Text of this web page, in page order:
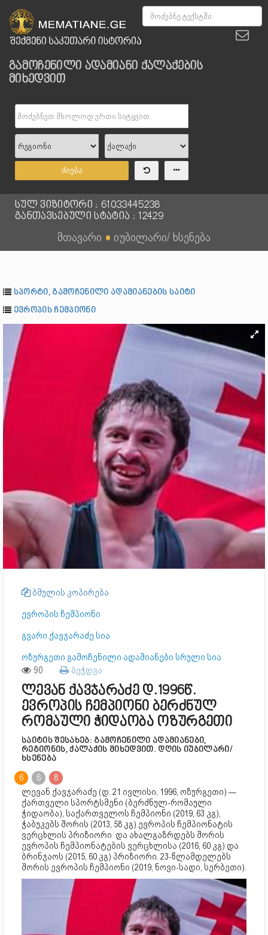
გამოჩენილი ადამიანი ქალაქების
მიხედვით
ძიება
სულ ვიზიტორი : 61033445238
განთავსებული სტატია : 12429
მთავარი ● იუბილარი/ ხსენება
სპორტი, გამოჩენილი ადამიანების საიტი
ევროპის ჩემპიონი
ბმულის კოპირება
ევროპის ჩემპიონი
გვარი ქავჯარაძე სია
ოზურგეთი გამოჩენილი ადამიანები სრული სია
90 ბეჭდვა
ლევან ქავჯარაძე დ.1996წ.
ევროპის ჩემპიონი ბერძნულ
რომაული ჭიდაობა ოზურგეთი
საიტის შესახებ: გამოჩენილი ადამიანები,
რეგიონის, ქალაქის მიხედვით. დღის იუბილარი/
ხსენება
6 6
8
ლევან ქავჯარაძე (დ. 21 ივლისი, 1996, ოზურგეთი) —
ქართველი სპორტსმენი (ბერძნულ-რომაული
ჭიდაობა), საქართველოს ჩემპიონი (2019, 63 კგ),
ჭაბუკებს შორის (2013, 58 კგ) ევროპის ჩემპიონატის
ვერცხლის პრიზიორი და ახალგაზრდებს შორის
ევროპის ჩემპიონატების ვერცხლისა (2016, 60 კგ) და
ბრინჯაოს (2015, 60 კგ) პრიზიორი. 23-წლამდელებს
შორის ევროპის ჩემპიონი (2019, ნოვი-სადი, სერბეთი).